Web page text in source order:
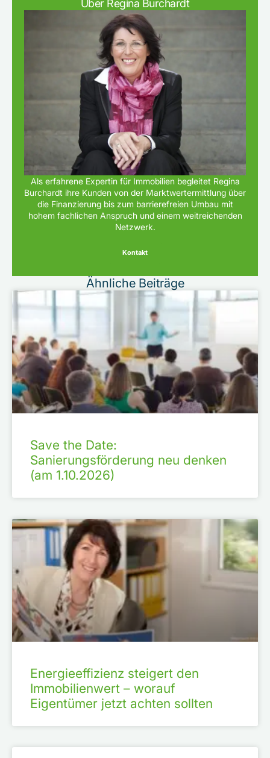
Über Regina Burchardt
Als erfahrene Expertin für Immobilien begleitet Regina
Burchardt ihre Kunden von der Marktwertermittlung über
die Finanzierung bis zum barrierefreien Umbau mit
hohem fachlichen Anspruch und einem weitreichenden
Netzwerk.
Kontakt
Ähnliche Beiträge
Save the Date:
Sanierungsförderung neu denken
(am 1.10.2026)
Energieeffizienz steigert den
Immobilienwert – worauf
Eigentümer jetzt achten sollten